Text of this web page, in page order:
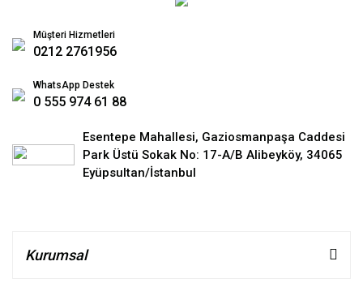
Müşteri Hizmetleri
0212 2761956
WhatsApp Destek
0 555 974 61 88
Esentepe Mahallesi, Gaziosmanpaşa Caddesi
Park Üstü Sokak No: 17-A/B Alibeyköy, 34065
Eyüpsultan/İstanbul
Kurumsal